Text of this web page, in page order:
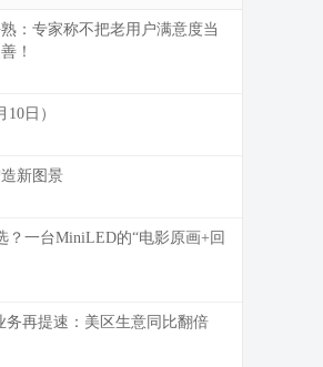
：专家称不把老用户满意度当
！
日）
新图景
？一台MiniLED的“电影原画+回
务再提速：美区生意同比翻倍